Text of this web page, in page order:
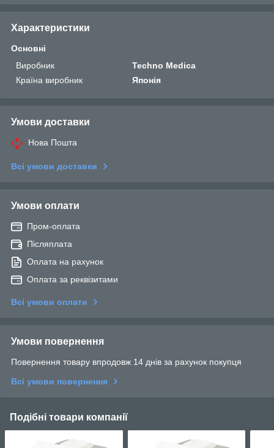
Характеристики
Основні
Виробник
Techno Medica
Країна виробник
Японія
Умови доставки
Нова Пошта
Всі умови доставки
Умови оплати
Пром-оплата
Післяплата
Оплата на рахунок
Оплата за реквізитами
Всі умови оплати
Умови повернення
Повернення товару впродовж 14 днів за рахунок покупця
Всі умови повернення
Подібні товари компанії